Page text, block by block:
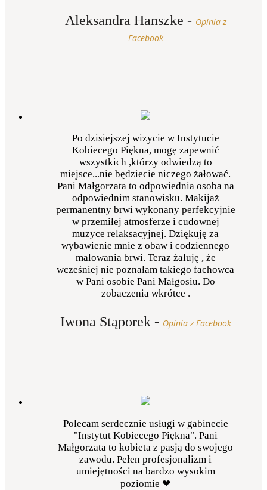
Aleksandra Hanszke - Opinia z
Facebook
Po dzisiejszej wizycie w Instytucie
Kobiecego Piękna, mogę zapewnić
wszystkich ,którzy odwiedzą to
miejsce...nie będziecie niczego żałować.
Pani Małgorzata to odpowiednia osoba na
odpowiednim stanowisku. Makijaż
permanentny brwi wykonany perfekcyjnie
w przemiłej atmosferze i cudownej
muzyce relaksacyjnej. Dziękuję za
wybawienie mnie z obaw i codziennego
malowania brwi. Teraz żałuję , że
wcześniej nie poznałam takiego fachowca
w Pani osobie Pani Małgosiu. Do
zobaczenia wkrótce .
Iwona Stąporek- Opinia z Facebook
Polecam serdecznie usługi w gabinecie
"Instytut Kobiecego Piękna". Pani
Małgorzata to kobieta z pasją do swojego
zawodu. Pełen profesjonalizm i
umiejętności na bardzo wysokim
poziomie ❤